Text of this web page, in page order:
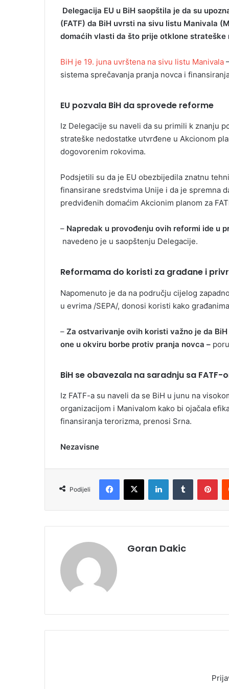
Delegacija EU u BiH saopštila je da su
(FATF) da BiH uvrsti na sivu listu Manivala
domaćih vlasti da što prije otklone
BiH je 19. juna uvrštena na sivu listu Manivala
sistema sprečavanja pranja novca i
EU pozvala BiH da sprovede reforme
Iz Delegacije su naveli da su primili k znanju
strateške nedostatke utvrđene u Akcionom
dogovorenim rokovima.
Podsjetili su da je EU obezbijedila znatnu
finansirane sredstvima Unije i da je spremna
predviđenih domaćim Akcionim planom za
– Napredak u provođenju ovih reformi ide u
navedeno je u saopštenju Delegacije.
Reformama do koristi za građane i
Napomenuto je da na području cijelog
u evrima /SEPA/, donosi koristi kako
– Za ostvarivanje ovih koristi važno je da
one u okviru borbe protiv pranja novca –
BiH se obavezala na saradnju sa FATF-
Iz FATF-a su naveli da se BiH u junu na
organizacijom i Manivalom kako bi ojačala
finansiranja terorizma, prenosi Srna.
Nezavisne
Podijeli
Goran Dakic